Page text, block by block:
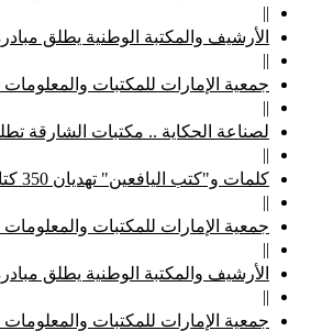
||
الأرشيف والمكتبة الوطنية يطلق
||
جمعية الإمارات للمكتبات
||
لصناعة الحكاية .. مكتبات الشارقة
||
كلمات و"كتب اليافعين" تهديان 350 كتاباً لأطفال "الإمارات الإنسانية"
||
جمعية الإمارات للمكتبات
||
الأرشيف والمكتبة الوطنية يطلق
||
جمعية الإمارات للمكتبات